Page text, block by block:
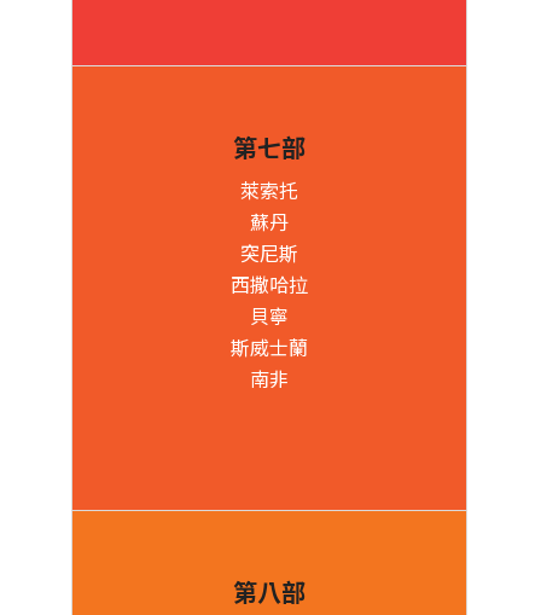
第七部
萊索托
蘇丹
突尼斯
西撒哈拉
貝寧
斯威士蘭
南非
第八部